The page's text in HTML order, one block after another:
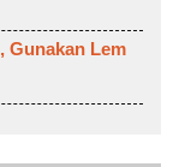
Gunakan Lem